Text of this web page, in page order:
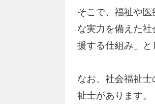
そこで、福祉や
な実力を備えた
援する仕組み」と
なお、社会福祉
祉士があります。